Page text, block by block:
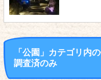
「公園」カテゴリ
調査済のみ